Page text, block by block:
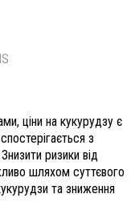
ціни на кукурудзу є
з
ризики від
шляхом суттєвого
та зниження